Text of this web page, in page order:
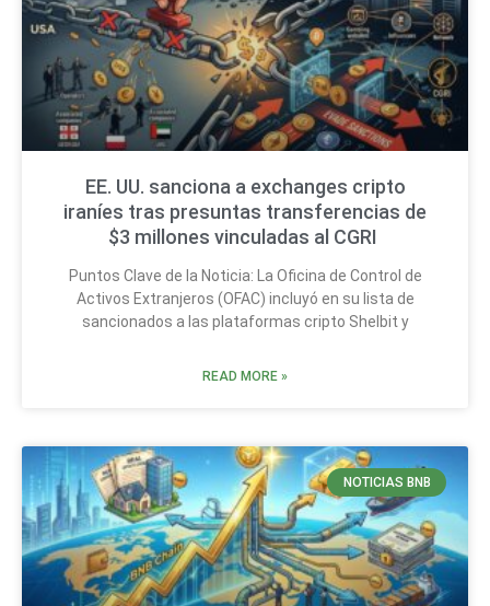
EE. UU. sanciona a exchanges cripto
iraníes tras presuntas transferencias de
$3 millones vinculadas al CGRI
Puntos Clave de la Noticia: La Oficina de Control de
Activos Extranjeros (OFAC) incluyó en su lista de
sancionados a las plataformas cripto Shelbit y
READ MORE »
NOTICIAS BNB